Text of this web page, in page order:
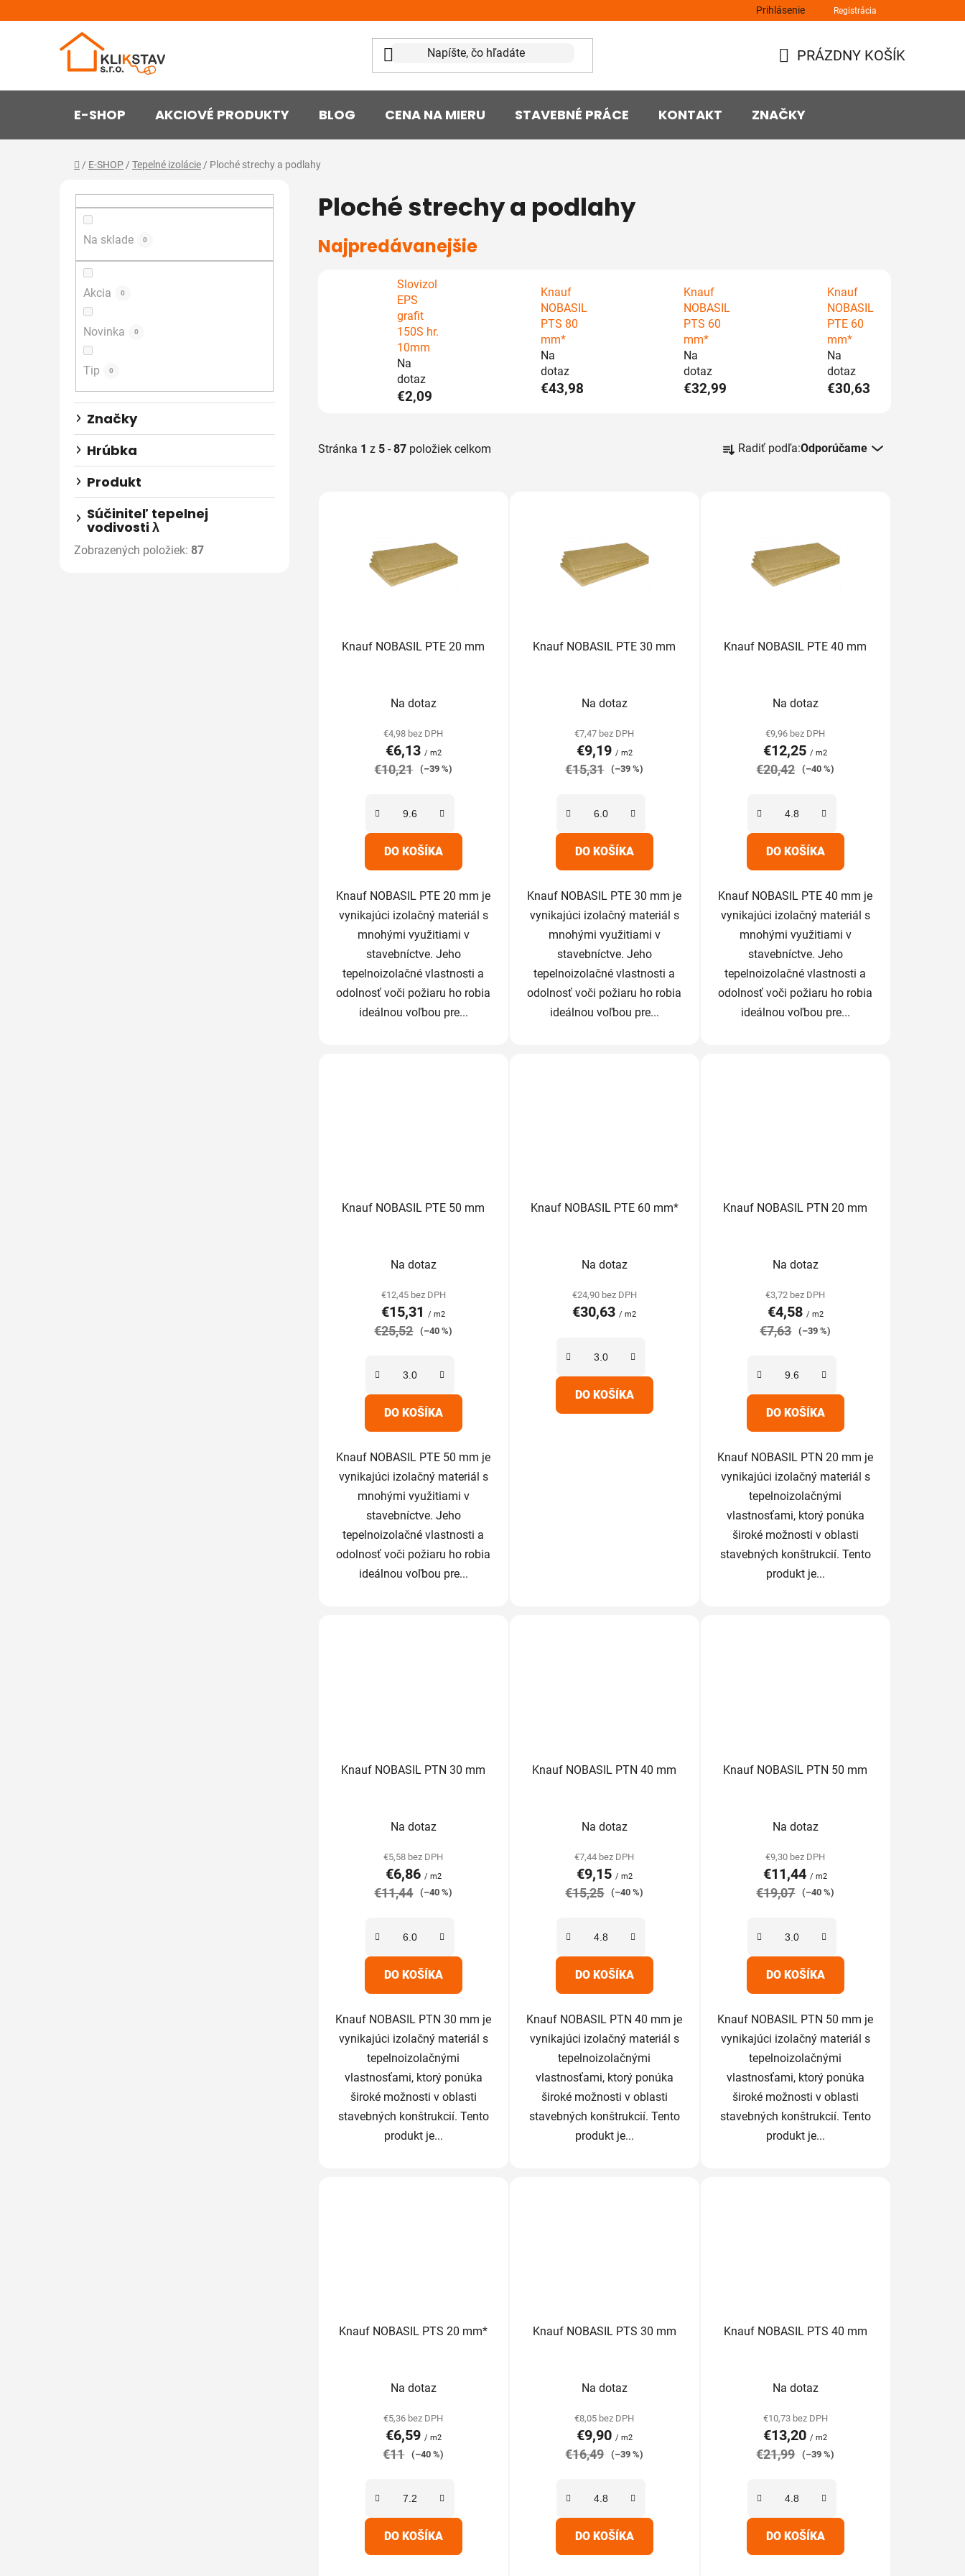
na
Prihlásenie Registrácia
KOŠÍK
PRÁZDNY KOŠÍK
E-SHOP AKCIOVÉ PRODUKTY BLOG CENA NA MIERU STAVEBNÉ PRÁCE KONTAKT ZNAČKY
Domov
/ E-SHOP / Tepelné izolácie / Ploché strechy a podlahy
Na sklade 0
Akcia 0
Novinka 0
Tip 0
Značky
Hrúbka
Produkt
Súčiniteľ tepelnej
vodivosti λ
Zobrazených položiek: 87
Ploché strechy a podlahy
Najpredávanejšie
Slovizol
EPS
grafit
150S hr.
10mm
Na
dotaz
€2,09
Knauf
NOBASIL
PTS 80
mm*
Na
dotaz
€43,98
Knauf
NOBASIL
PTS 60
mm*
Na
dotaz
€32,99
Knauf
NOBASIL
PTE 60
mm*
Na
dotaz
€30,63
Stránka 1 z 5 -87 položiek celkom a
u
Radiť podľa:Odporúčame
Knauf NOBASIL PTE 20 mm
hodnotenie
produktu
je
5,0
5
Na dotaz
€4,98 bez DPH
€6,13 / m2
€10,21 (–39 %)
DO KOŠÍKA
Knauf NOBASIL PTE 20 mm je
vynikajúci izolačný materiál s
mnohými využitiami v
stavebníctve. Jeho
tepelnoizolačné vlastnosti a
odolnosť voči požiaru ho robia
ideálnou voľbou pre...
Knauf NOBASIL PTE 30 mm
hodnotenie
produktu
je
5,0
5
Na dotaz
€7,47 bez DPH
€9,19 / m2
€15,31 (–39 %)
DO KOŠÍKA
Knauf NOBASIL PTE 30 mm je
vynikajúci izolačný materiál s
mnohými využitiami v
stavebníctve. Jeho
tepelnoizolačné vlastnosti a
odolnosť voči požiaru ho robia
ideálnou voľbou pre...
Knauf NOBASIL PTE 40 mm
hodnotenie
produktu
je
5,0
5
Na dotaz
€9,96 bez DPH
€12,25/ m2
€20,42 (–40 %)
DO KOŠÍKA
Knauf NOBASIL PTE 40 mm je
vynikajúci izolačný materiál s
mnohými využitiami v
stavebníctve. Jeho
tepelnoizolačné vlastnosti a
odolnosť voči požiaru ho robia
ideálnou voľbou pre...
Knauf NOBASIL PTE 50 mm
hodnotenie
produktu
je
5,0
5
Na dotaz
€12,45 bez DPH
€15,31/ m2
€25,52 (–40 %)
DO KOŠÍKA
Knauf NOBASIL PTE 50 mm je
vynikajúci izolačný materiál s
mnohými využitiami v
stavebníctve. Jeho
tepelnoizolačné vlastnosti a
odolnosť voči požiaru ho robia
ideálnou voľbou pre...
Knauf NOBASIL PTE 60 mm*
hodnotenie
produktu
je
hviezdičiek.
Na dotaz
€24,90 bez DPH
€30,63/ m2
DO KOŠÍKA
Knauf NOBASIL PTN 20 mm
hodnotenie
produktu
je
5,0
5
Na dotaz
€3,72 bez DPH
€4,58 / m2
€7,63 (–39 %)
DO KOŠÍKA
Knauf NOBASIL PTN 20 mm je
vynikajúci izolačný materiál s
tepelnoizolačnými
vlastnosťami, ktorý ponúka
široké možnosti v oblasti
stavebných konštrukcií. Tento
produkt je...
Knauf NOBASIL PTN 30 mm
hodnotenie
produktu
je
5,0
5
Na dotaz
€5,58 bez DPH
€6,86 / m2
€11,44 (–40 %)
DO KOŠÍKA
Knauf NOBASIL PTN 30 mm je
vynikajúci izolačný materiál s
tepelnoizolačnými
vlastnosťami, ktorý ponúka
široké možnosti v oblasti
stavebných konštrukcií. Tento
produkt je...
Knauf NOBASIL PTN 40 mm
hodnotenie
produktu
je
5,0
5
Na dotaz
€7,44 bez DPH
€9,15 / m2
€15,25 (–40 %)
DO KOŠÍKA
Knauf NOBASIL PTN 40 mm je
vynikajúci izolačný materiál s
tepelnoizolačnými
vlastnosťami, ktorý ponúka
široké možnosti v oblasti
stavebných konštrukcií. Tento
produkt je...
Knauf NOBASIL PTN 50 mm
hodnotenie
produktu
je
5,0
5
Na dotaz
€9,30 bez DPH
€11,44 / m2
€19,07 (–40 %)
DO KOŠÍKA
Knauf NOBASIL PTN 50 mm je
vynikajúci izolačný materiál s
tepelnoizolačnými
vlastnosťami, ktorý ponúka
široké možnosti v oblasti
stavebných konštrukcií. Tento
produkt je...
Knauf NOBASIL PTS 20 mm*
hodnotenie
produktu
je
5,0
5
Na dotaz
€5,36 bez DPH
€6,59 / m2
€11 (–40 %)
DO KOŠÍKA
Knauf NOBASIL PTS 30 mm
hodnotenie
produktu
je
5,0
5
Na dotaz
€8,05 bez DPH
€9,90 / m2
€16,49 (–39 %)
DO KOŠÍKA
Knauf NOBASIL PTS 40 mm
hodnotenie
produktu
je
5,0
5
Na dotaz
€10,73 bez DPH
€13,20/ m2
€21,99 (–39 %)
DO KOŠÍKA